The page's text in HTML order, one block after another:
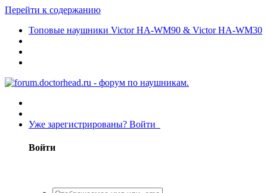
Перейти к содержанию
Топовые наушники Victor HA-WM90 & Victor HA-WM30
Уже зарегистрированы? Войти
Войти